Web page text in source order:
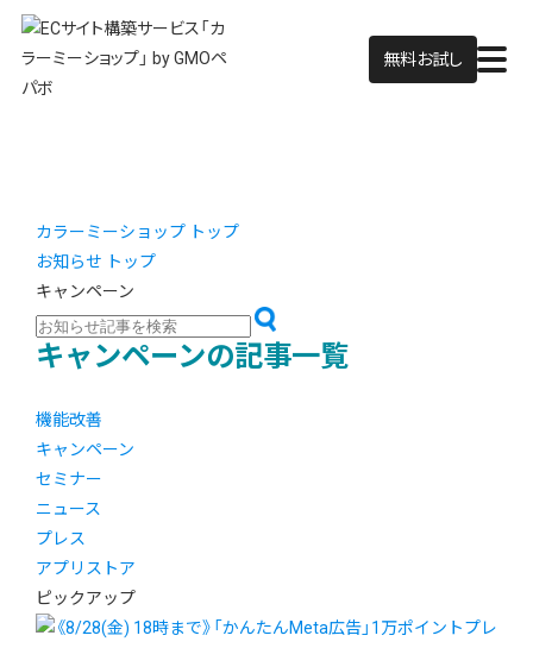
無料お試し
カラーミーショップ トップ
お知らせ トップ
キャンペーン
キャンペーンの記事一覧
機能改善
キャンペーン
セミナー
ニュース
プレス
アプリストア
ピックアップ